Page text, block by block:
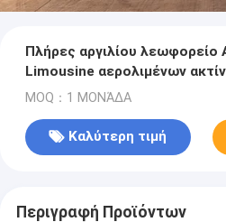
Πλήρες αργιλίου
Limousine αερολιμένων
κοντό
MOQ：1 ΜΟΝΆΔΑ
Καλύτερη τιμή
Περιγραφή Προϊόντων